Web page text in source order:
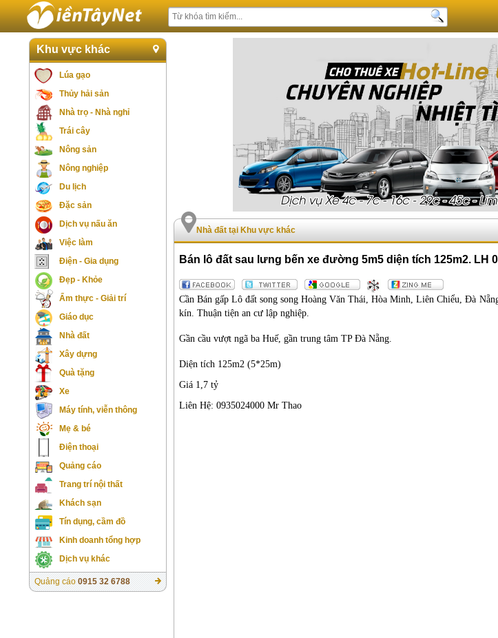
Khu vực khác
Lúa gạo
Thủy hải sản
Nhà trọ - Nhà nghỉ
Trái cây
Nông sản
Nông nghiệp
Du lịch
Đặc sản
Dịch vụ nấu ăn
Việc làm
Điện - Gia dụng
Đẹp - Khỏe
Ẩm thực - Giải trí
Giáo dục
Nhà đất
Xây dựng
Quà tặng
Xe
Máy tính, viễn thông
Mẹ & bé
Điện thoại
Quảng cáo
Trang trí nội thất
Khách sạn
Tín dụng, cầm đồ
Kinh doanh tổng hợp
Dịch vụ khác
Quảng cáo 0915 32 6788
Nhà đất tại Khu vực khác
Bán lô đất sau lưng bến xe đường 5m5 diện tích 125m2. LH
Cần Bán gấp Lô đất song song Hoàng Văn Thái, Hòa Minh, Liên Chiểu, Đà
kín. Thuận tiện an cư lập nghiệp.
Gần cầu vượt ngã ba Huế, gần trung tâm TP Đà Nẵng.
Diện tích 125m2 (5*25m)
Giá 1,7 tỷ
Liên Hệ: 0935024000 Mr Thao